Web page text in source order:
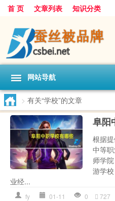
首 页 文章列表 知识分类
网站导航
> 有关“学校”的文章
阜阳
根据
中等
师学
游学
业经...
fy 01-11 0 727